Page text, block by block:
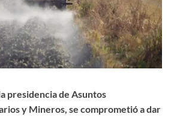
presidencia de Asuntos
y Mineros, se comprometió a dar